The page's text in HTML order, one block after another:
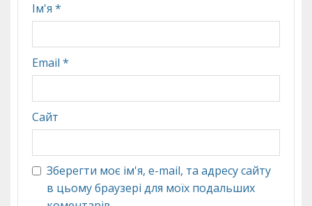
Ім'я *
Email *
Сайт
Зберегти моє ім'я, e-mail, та адресу сайту
в цьому браузері для моїх подальших